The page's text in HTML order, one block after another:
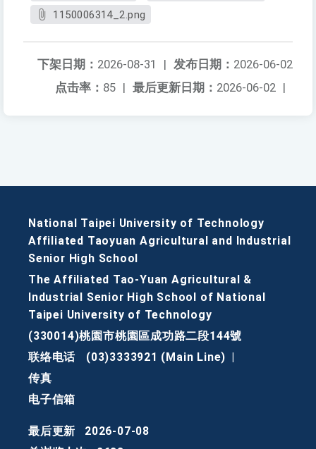
1150006314_2.png
发布日期： 2026-06-02
下架日期： 2026-08-31
|
最后更新日期： 2026-06-02 |
点击率： 85 |
National Taipei University of Technology
Affiliated Taoyuan Agricultural and Industrial
Senior High School
The Affiliated Tao-Yuan Agricultural &
Industrial Senior High School of National
Taipei University of Technology
(330014)桃園市桃園區成功路二段144號
联络电话
(03)3333921 (Main Line)
传真
电子信箱
最后更新
2026-07-08